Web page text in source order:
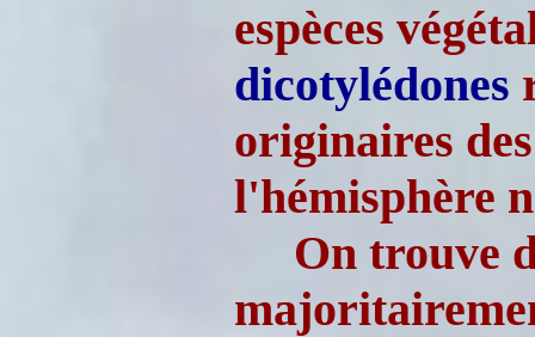
espèces
dicotylédones
originaires
l'hémisphère
On trouve